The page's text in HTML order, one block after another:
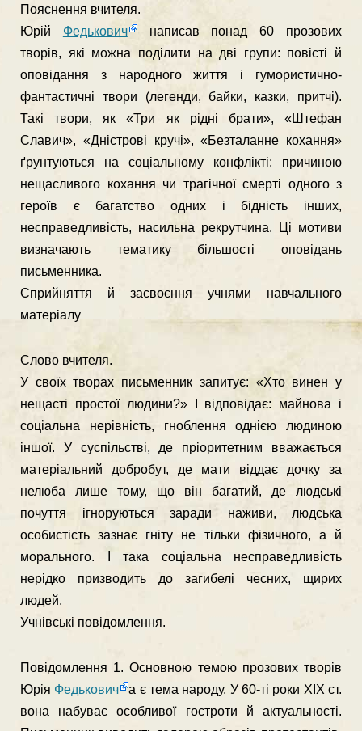
Пояснення вчителя.
Юрій Федькович
написав понад 60 прозових
творів, які можна поділити на дві групи: повісті й
оповідання з народного життя і гумористично-
фантастичні твори (легенди, байки, казки, притчі).
Такі твори, як «Три як рідні брати», «Штефан
Славич», «Дністрові кручі», «Безталанне кохання»
ґрунтуються на соціальному кон­флікті: причиною
нещасливого кохання чи трагічної смерті одного з
героїв є багатство одних і бідність інших,
несправедливість, на­сильна рекрутчина. Ці мотиви
визначають тематику більшості опо­відань
письменника.
Сприйняття й засвоєння учнями навчального
матеріалу
Слово вчителя.
У своїх творах письменник запитує: «Хто винен у
нещасті про­стої людини?» І відповідає: майнова і
соціальна нерівність, гноб­лення однією людиною
іншої. У суспільстві, де пріоритетним вва­жається
матеріальний добробут, де мати віддає дочку за
нелюба лише тому, що він багатий, де людські
почуття ігноруються заради наживи, людська
особистість зазнає гніту не тільки фізичного, а й
морального. І така соціальна несправедливість
нерідко призво­дить до загибелі чесних, щирих
людей.
Учнівські повідомлення.
Повідомлення 1. Основною темою прозових творів
Юрія Федькович
а є тема народу. У 60-ті роки XIX ст.
вона набуває особ­ливої гостроти й актуальності.